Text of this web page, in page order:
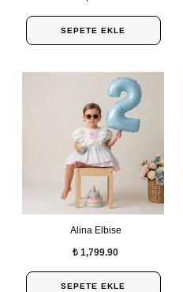
SEPETE EKLE
Alina Elbise
₺ 1,799.90
SEPETE EKLE